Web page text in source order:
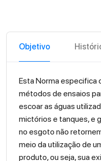
Objetivo
Esta Norma especifica
métodos de ensaios
escoar as águas
mictórios e tanques, e
no esgoto não
meio da utilização de
produto, ou seja, sua